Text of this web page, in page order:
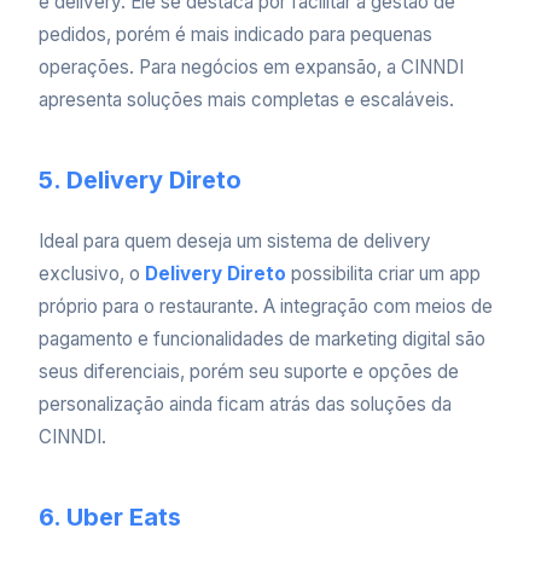
pedidos, porém é mais indicado para pequenas
operações. Para negócios em expansão, a CINNDI
apresenta soluções mais completas e escaláveis.
5. Delivery Direto
Ideal para quem deseja um sistema de delivery
exclusivo, o Delivery Direto possibilita criar um app
próprio para o restaurante. A integração com meios de
pagamento e funcionalidades de marketing digital são
seus diferenciais, porém seu suporte e opções de
personalização ainda ficam atrás das soluções da
CINNDI.
6. Uber Eats